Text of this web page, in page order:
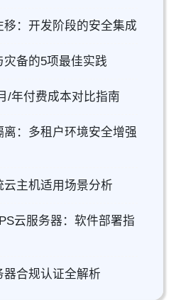
：开发阶段的安全集成
备的5项最佳实践
/年付费成本对比指南
：多租户环境安全增强
主机适用场景分析
云服务器：软件部署指
器合规认证全解析